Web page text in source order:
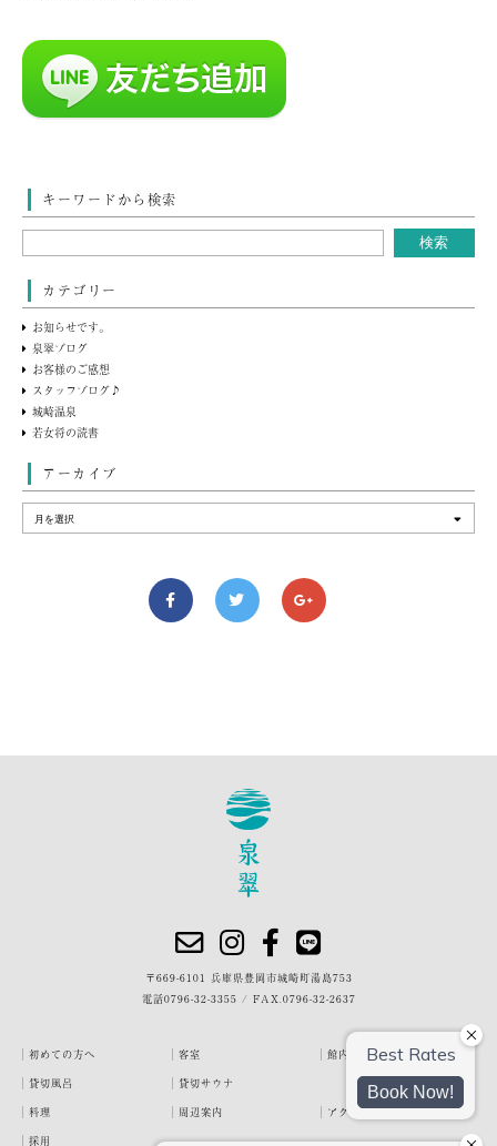
キーワードから検索
カテゴリー
お知らせです。
泉翠ブログ
お客様のご感想
スタッフブログ♪
城崎温泉
若女将の読書
アーカイブ
〒669-6101 兵庫県豊岡市城崎町湯島753
電話0796-32-3355 / FAX.0796-32-2637
初めての方へ 客室
館内・施設
貸切風呂
貸切サウナ
料理
周辺案内
アクセス
採用